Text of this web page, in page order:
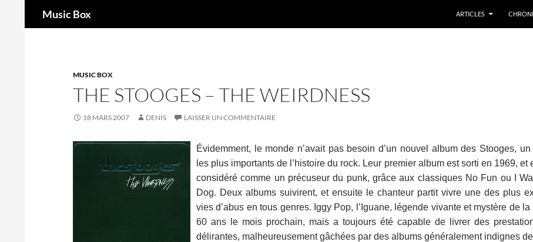
Music Box ARTICLES
MUSIC BOX
THE STOOGES – THE WEIRDNESS
18 MARS 2007 DENIS LAISSER UN COMMENTAIRE
Évidemment, le monde n’avait pas besoin d’un nouvel album des Stooges,
les plus importants de l’histoire du rock. Leur premier album est sorti en 1969, et
considéré comme un précuseur du punk, grâce aux classiques No Fun ou I
Dog. Deux albums suivirent, et ensuite le chanteur partit vivre une des plus
vies d’abus en tous genres. Iggy Pop, l’Iguane, légende vivante et mystère de
60 ans le mois prochain, mais a toujours été capable de livrer des
délirantes, malheureusement gâchées par des albums généralement indignes